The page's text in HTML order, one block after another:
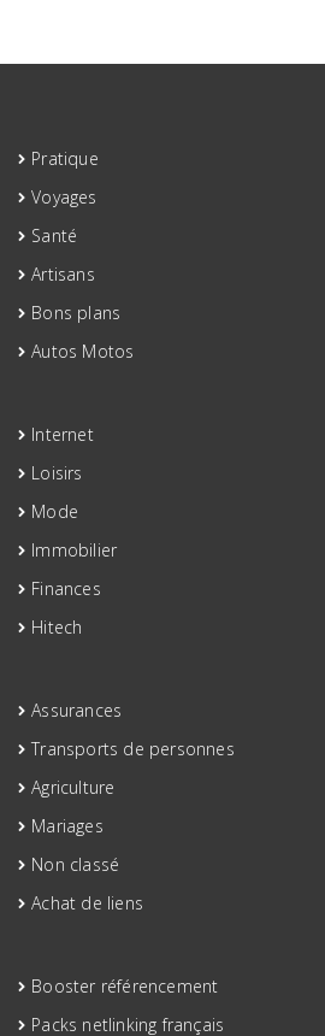
Pratique
Voyages
Santé
Artisans
Bons plans
Autos Motos
Internet
Loisirs
Mode
Immobilier
Finances
Hitech
Assurances
Transports de personnes
Agriculture
Mariages
Non classé
Achat de liens
Booster référencement
Packs netlinking français